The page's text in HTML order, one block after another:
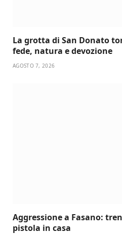
La grotta di San Donato
fede, natura e devozione
AGOSTO 7, 2026
Aggressione a Fasano:
pistola in casa